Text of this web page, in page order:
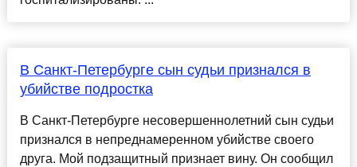
В Санкт-Петербурге сын судьи признался в
убийстве подростка
В Санкт-Петербурге несовершеннолетний сын судьи
признался в непреднамеренном убийстве своего
друга. Мой подзащитный признает вину. Он сообщил